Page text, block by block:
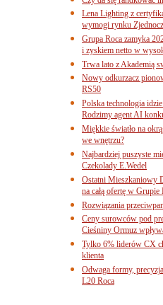
Lena Lighting z
wymogi rynku
Grupa Roca zamyka
i zyskiem netto w
Trwa lato z Akademią
Nowy odkurzacz
RS50
Polska technologia
Rodzimy agent AI
Miękkie światło na
we wnętrzu?
Najbardziej puszyste
Czekolady E.Wedel
Ostatni Mieszkaniowy
na całą ofertę w
Rozwiązania
Ceny surowców pod
Cieśniny Ormuz
Tylko 6% liderów CX
klienta
Odwaga formy,
L20 Roca